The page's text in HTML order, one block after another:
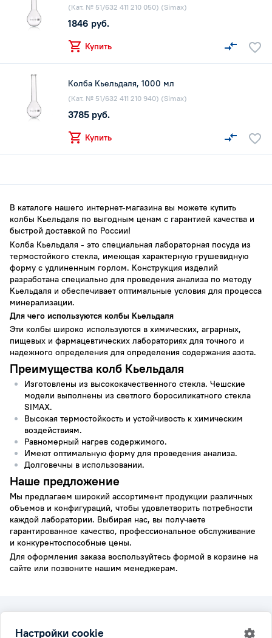
(Кат. № 51/632 411 210 050) (Simax)
1846 руб.
Купить
Колба Кьельдаля, 1000 мл
(Кат. № 51/632 411 210 940) (Simax)
3785 руб.
Купить
В каталоге нашего интернет-магазина вы можете купить
колбы Кьельдаля по выгодным ценам с гарантией качества и
быстрой доставкой по России!
Колба Кьельдаля - это специальная лабораторная посуда из
термостойкого стекла, имеющая характерную грушевидную
форму с удлиненным горлом. Конструкция изделий
разработана специально для проведения анализа по методу
Кьельдаля и обеспечивает оптимальные условия для процесса
минерализации.
Для чего используются колбы Кьельдаля
Эти колбы широко используются в химических, аграрных,
пищевых и фармацевтических лабораториях для точного и
надежного определения для определения содержания азота.
Преимущества колб Кьельдаля
Изготовлены из высококачественного стекла. Чешские
модели выполнены из светлого боросиликатного стекла
SIMAX.
Высокая термостойкость и устойчивость к химическим
воздействиям.
Равномерный нагрев содержимого.
Имеют оптимальную форму для проведения анализа.
Долговечны в использовании.
Наше предложение
Мы предлагаем широкий ассортимент продукции различных
объемов и конфигураций, чтобы удовлетворить потребности
каждой лаборатории. Выбирая нас, вы получаете
гарантированное качество, профессиональное обслуживание
и конкурентоспособные цены.
Для оформления заказа воспользуйтесь формой в корзине на
сайте или позвоните нашим менеджерам.
Все права защищены.
Настройки cookie